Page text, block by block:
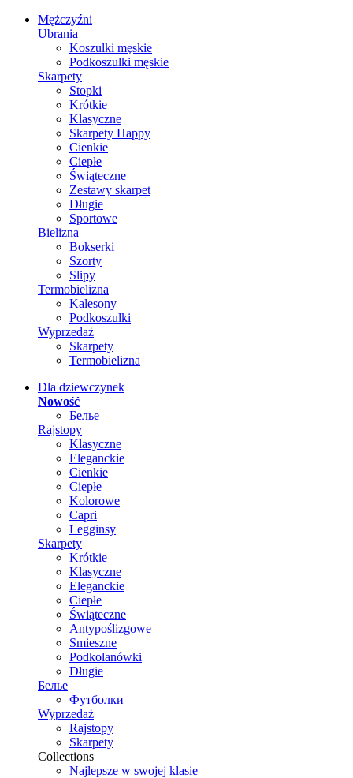
Mężczyźni
Ubrania
Koszulki męskie
Podkoszulki męskie
Skarpety
Stopki
Krótkie
Klasyczne
Skarpety Happy
Cienkie
Ciepłe
Świąteczne
Zestawy skarpet
Długie
Sportowe
Bielizna
Bokserki
Szorty
Slipy
Termobielizna
Kalesony
Podkoszulki
Wyprzedaż
Skarpety
Termobielizna
Dla dziewczynek
Nowość
Белье
Rajstopy
Klasyczne
Eleganckie
Cienkie
Ciepłe
Kolorowe
Capri
Legginsy
Skarpety
Krótkie
Klasyczne
Eleganckie
Ciepłe
Świąteczne
Antypoślizgowe
Smieszne
Podkolanówki
Długie
Белье
Футболки
Wyprzedaż
Rajstopy
Skarpety
Collections
Najlepsze w swojej klasie